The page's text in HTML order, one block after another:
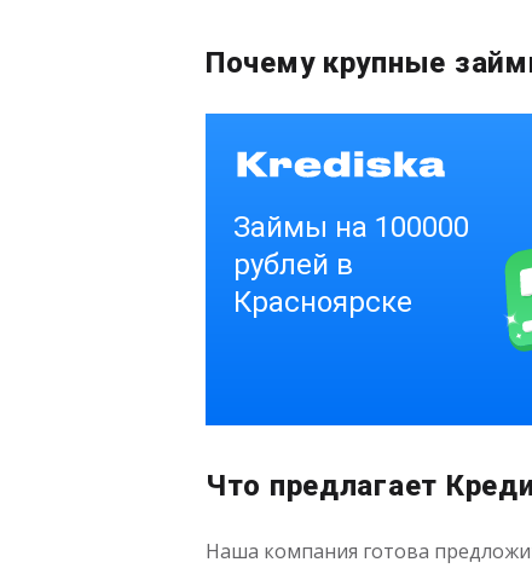
Почему крупные
Что предлагает
Наша компания готова